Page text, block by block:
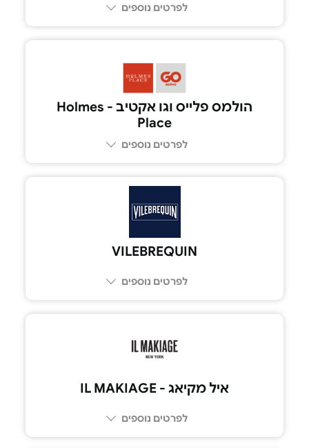
לפרטים נוספים
הולמס פלייס וגו אקטיב - Holmes
Place
לפרטים נוספים
VILEBREQUIN
לפרטים נוספים
איל מקיאג - IL MAKIAGE
לפרטים נוספים